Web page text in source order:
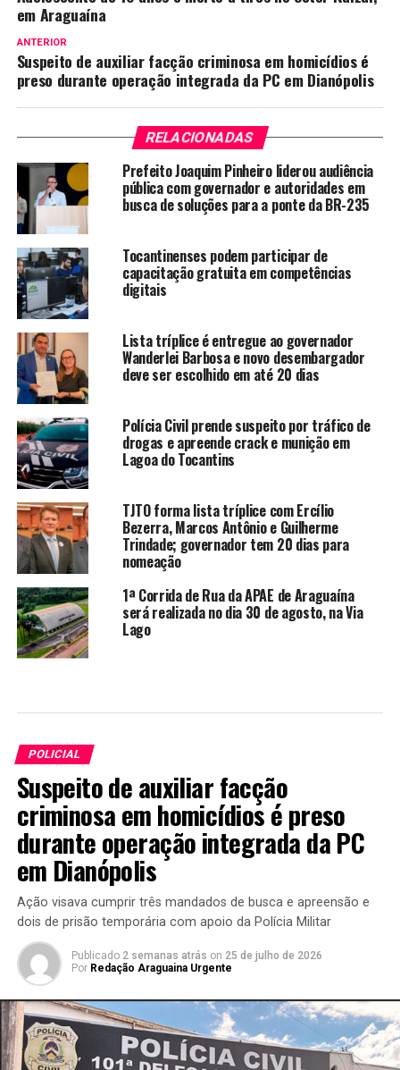
em Araguaína
ANTERIOR
Suspeito de auxiliar facção criminosa em homicídios é
preso durante operação integrada da PC em Dianópolis
RELACIONADAS
Prefeito Joaquim Pinheiro liderou audiência
pública com governador e autoridades em
busca de soluções para a ponte da BR-235
Tocantinenses podem participar de
capacitação gratuita em competências
digitais
Lista tríplice é entregue ao governador
Wanderlei Barbosa e novo desembargador
deve ser escolhido em até 20 dias
Polícia Civil prende suspeito por tráfico de
drogas e apreende crack e munição em
Lagoa do Tocantins
TJTO forma lista tríplice com Ercílio
Bezerra, Marcos Antônio e Guilherme
Trindade; governador tem 20 dias para
nomeação
1ª Corrida de Rua da APAE de Araguaína
será realizada no dia 30 de agosto, na Via
Lago
POLICIAL
Suspeito de auxiliar facção
criminosa em homicídios é preso
durante operação integrada da PC
em Dianópolis
Ação visava cumprir três mandados de busca e apreensão e
dois de prisão temporária com apoio da Polícia Militar
Publicado 2 semanas atrás on 25 de julho de 2026
Por Redação Araguaina Urgente